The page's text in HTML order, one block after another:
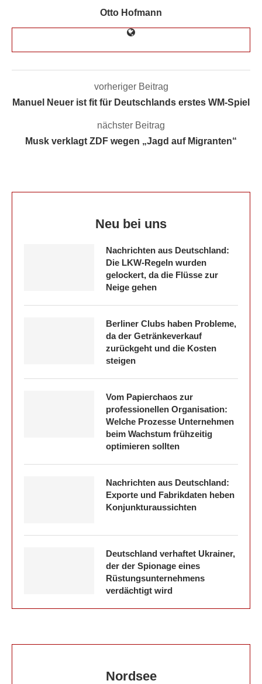
Otto Hofmann
vorheriger Beitrag
Manuel Neuer ist fit für Deutschlands erstes WM-Spiel
nächster Beitrag
Musk verklagt ZDF wegen „Jagd auf Migranten“
Neu bei uns
Nachrichten aus Deutschland:
Die LKW-Regeln wurden
gelockert, da die Flüsse zur
Neige gehen
Berliner Clubs haben Probleme,
da der Getränkeverkauf
zurückgeht und die Kosten
steigen
Vom Papierchaos zur
professionellen Organisation:
Welche Prozesse Unternehmen
beim Wachstum frühzeitig
optimieren sollten
Nachrichten aus Deutschland:
Exporte und Fabrikdaten heben
Konjunkturaussichten
Deutschland verhaftet Ukrainer,
der der Spionage eines
Rüstungsunternehmens
verdächtigt wird
Nordsee